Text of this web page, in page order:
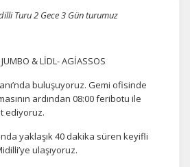
Turu 2 Gece 3 Gün turumuz
& LİDL- AGİASSOS
buluşuyoruz. Gemi ofisinde
ardından 08:00 feribotu ile
ediyoruz.
yaklaşık 40 dakika süren keyifli
ulaşıyoruz.